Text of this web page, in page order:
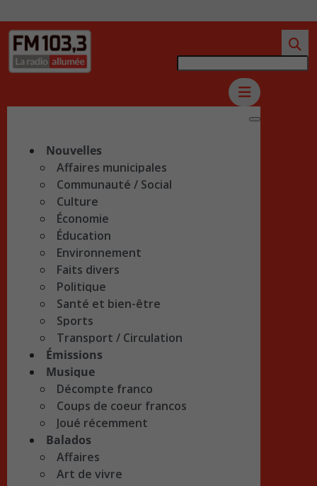
Nouvelles
Affaires municipales
Communauté / Social
Culture
Économie
Éducation
Environnement
Faits divers
Politique
Santé et bien-être
Sports
Transport / Circulation
Émissions
Musique
Décompte franco
Coups de coeur francos
Joué récemment
Balados
Affaires
Art de vivre